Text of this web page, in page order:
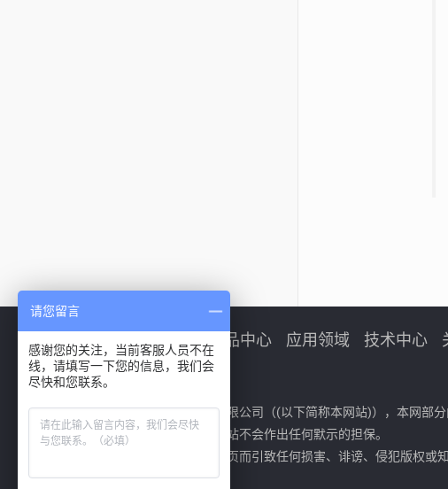
首页 产品中心 应用领域 技术中心
免责声明：
欢迎您光临江苏科美新材料有限公司（(以下简称本网站)），本网部
用本网站而引致之损失。本网站不会作出任何默示的担保。
本网站不会对使用或链接本网页而引致任何损害、诽谤、侵犯版权
特别、衍生性或惩罚性赔偿。
请您留言
感谢您的关注，当前客服人员不在
线，请填写一下您的信息，我们会
尽快和您联系。